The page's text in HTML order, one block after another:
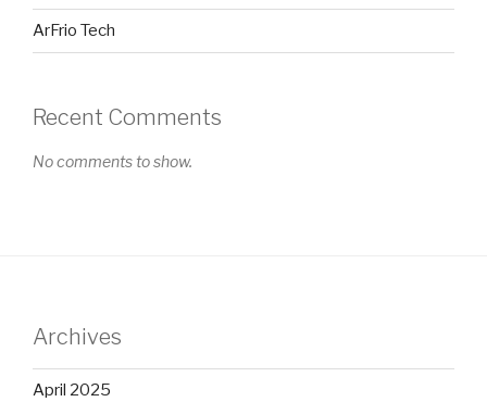
ArFrio Tech
Recent Comments
No comments to show.
Archives
April 2025